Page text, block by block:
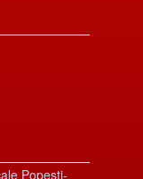
Popești-